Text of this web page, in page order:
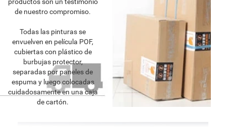
productos son un testimonio
de nuestro compromiso.
Todas las pinturas se
envuelven en película POF,
cubiertas con plástico de
burbujas protector,
separadas por paneles de
espuma y luego colocadas
cuidadosamente en una caja
de cartón.